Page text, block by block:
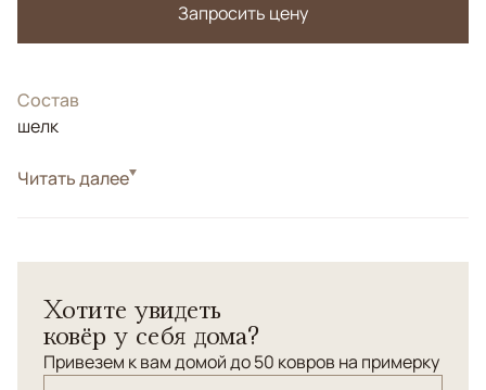
Запросить цену
Состав
шелк
Читать далее
Хотите увидеть
ковёр у себя дома?
Привезем к вам домой до 50 ковров на примерку